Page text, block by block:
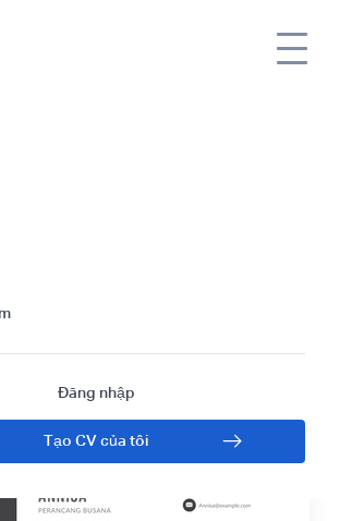
Đăng nhập
Tạo CV của tôi
dẫn viết thư
kiến trúc sư
và chuyên
bạn không